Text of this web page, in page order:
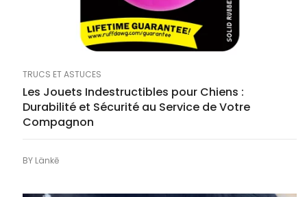
TRUCS ET ASTUCES
Les Jouets Indestructibles pour Chiens :
Durabilité et Sécurité au Service de Votre
Compagnon
BY Länkē